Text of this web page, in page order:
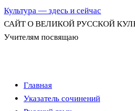
Культура — здесь и сейчас
САЙТ О ВЕЛИКОЙ РУССКОЙ
Учителям посвящаю
ПерейтиГлавная
Указатель сочинений